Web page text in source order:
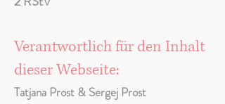
Verantwortlich für den Inhalt
dieser Webseite:
Tatjana Prost & Sergej Prost